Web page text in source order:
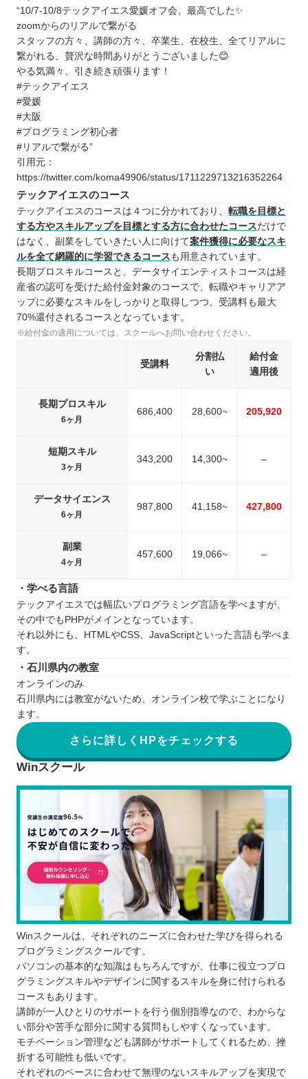
“10/7-10/8テックアイエス愛媛オフ会、最高でした✨
zoomからのリアルで繋がる
スタッフの方々、講師の方々、卒業生、在校生、全てリアルに
繋がれる、贅沢な時間ありがとうございました😊
やる気満々、引き続き頑張ります！
#テックアイエス
#愛媛
#大阪
#プログラミング初心者
#リアルで繋がる”
引用元：
https://twitter.com/koma49906/status/1711229713216352264
テックアイエスのコース
テックアイエスのコースは４つに分かれており、 転職を目標と
する方やスキルアップを目標とする方に合わせたコースだけで
はなく、副業をしていきたい人に向けて案件獲得に必要なスキ
ルを全て網羅的に学習できるコース も用意されています。
長期プロスキルコースと、データサイエンティストコースは経
産省の認可を受けた給付金対象のコースで、転職やキャリアア
ップに必要なスキルをしっかりと取得しつつ、受講料も最大
70%還付されるコースとなっています。
※給付金の適用については、スクールへお問い合わせください。
受講料
分割払
い
給付金
適用後
長期プロスキル
6ヶ月
686,400 28,600~ 205,920
短期スキル
3ヶ月
343,200 14,300~ –
データサイエンス
6ヶ月
987,800 41,158~ 427,800
副業
4ヶ月
457,600 19,066~ –
・学べる言語
テックアイエスでは幅広いプログラミング言語を学べますが、
その中でもPHPがメインとなっています。
それ以外にも、HTMLやCSS、JavaScriptといった言語も学べま
す。
・石川県内の教室
オンラインのみ
石川県内には教室がないため、オンライン校で学ぶことになり
ます。
さらに詳しくHPをチェックする
Winスクール
Winスクールは、それぞれのニーズに合わせた学びを得られる
プログラミングスクールです。
パソコンの基本的な知識はもちろんですが、仕事に役立つプロ
グラミングスキルやデザインに関するスキルを身に付けられる
コースもあります。
講師が一人ひとりのサポートを行う個別指導なので、わからな
い部分や苦手な部分に関する質問もしやすくなっています。
モチベーション管理なども講師がサポートしてくれるため、挫
折する可能性も低いです。
それぞれのペースに合わせて無理のないスキルアップを実現で